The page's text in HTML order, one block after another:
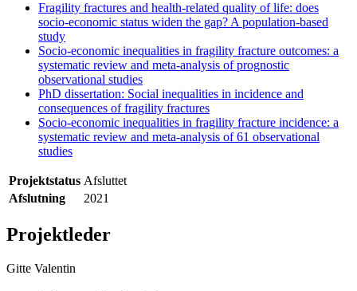
Fragility fractures and health-related quality of life: does
socio-economic status widen the gap? A population-based
study
Socio-economic inequalities in fragility fracture outcomes: a
systematic review and meta-analysis of prognostic
observational studies
PhD dissertation: Social inequalities in incidence and
consequences of fragility fractures
Socio-economic inequalities in fragility fracture incidence: a
systematic review and meta-analysis of 61 observational
studies
Projektstatus Afsluttet
Afslutning
2021
Projektleder
Gitte Valentin